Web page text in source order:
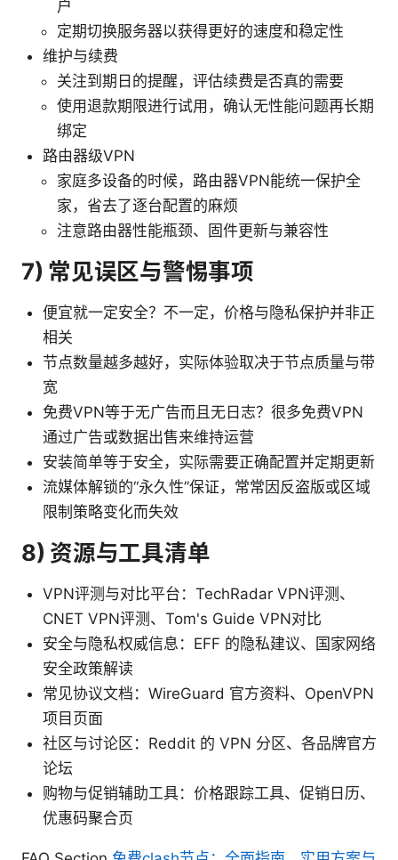
户
定期切换服务器以获得更好的速度和稳定性
维护与续费
关注到期日的提醒，评估续费是否真的需要
使用退款期限进行试用，确认无性能问题再长期
绑定
路由器级VPN
家庭多设备的时候，路由器VPN能统一保护全
家，省去了逐台配置的麻烦
注意路由器性能瓶颈、固件更新与兼容性
7) 常见误区与警惕事项
便宜就一定安全？不一定，价格与隐私保护并非正
相关
节点数量越多越好，实际体验取决于节点质量与带
宽
免费VPN等于无广告而且无日志？很多免费VPN
通过广告或数据出售来维持运营
安装简单等于安全，实际需要正确配置并定期更新
流媒体解锁的“永久性”保证，常常因反盗版或区域
限制策略变化而失效
8) 资源与工具清单
VPN评测与对比平台：TechRadar VPN评测、
CNET VPN评测、Tom's Guide VPN对比
安全与隐私权威信息：EFF 的隐私建议、国家网络
安全政策解读
常见协议文档：WireGuard 官方资料、OpenVPN
项目页面
社区与讨论区：Reddit 的 VPN 分区、各品牌官方
论坛
购物与促销辅助工具：价格跟踪工具、促销日历、
优惠码聚合页